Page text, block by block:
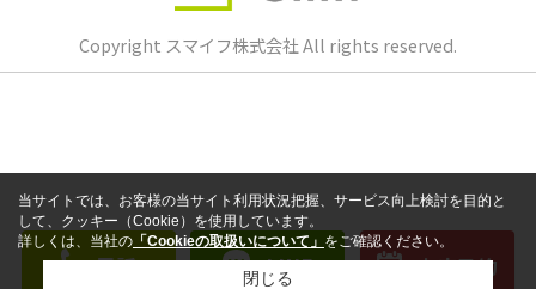
Copyright スマイフ株式会社 All rights reserved.
電話 LINE 来店予約
当サイトでは、お客様の当サイト利用状況把握、サービス向上検討を目的と
して、クッキー（Cookie）を使用しています。
詳しくは、当社の 「Cookieの取扱いについて」 をご確認ください。
閉じる